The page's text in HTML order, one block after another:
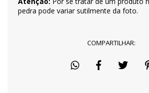
pedra pode variar sutilmente da foto.
COMPARTILHAR: